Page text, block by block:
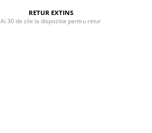
RETUR EXTINS
Ai 30 de zile la dispozitie pentru retur